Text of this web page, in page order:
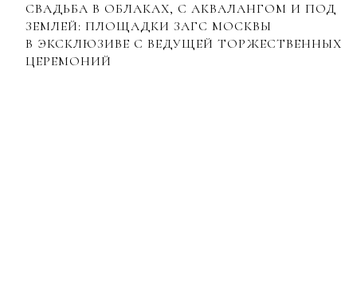
СВАДЬБА В ОБЛАКАХ, С АКВАЛАНГОМ И ПОД
ЗЕМЛЕЙ: ПЛОЩАДКИ ЗАГС МОСКВЫ
В ЭКСКЛЮЗИВЕ С ВЕДУЩЕЙ ТОРЖЕСТВЕННЫХ
ЦЕРЕМОНИЙ